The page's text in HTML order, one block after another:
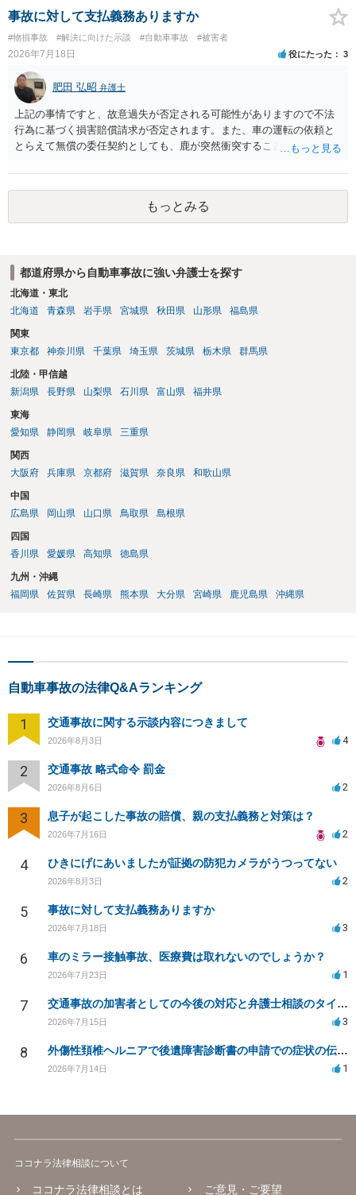
事故に対して支払義務ありますか
#物損事故 #解決に向けた示談 #自動車事故 #被害者
2026年7月18日 役にたった 3
肥田 弘昭 弁護士
上記の事情ですと、故意過失が否定される可能性がありますので不法
行為に基づく損害賠償請求が否定されます。また、車の運転の依頼と
とらえて無償の委任契約としても、鹿が突然衝突することは予見がで
償請求も成立しない可能性があります。以上の理由から支払義務は否
定される可能性が高いです。ご参考にしてください。
もっとみる
都道府県から自動車事故に強い弁護士を探す
北海道・東北
北海道
青森県 岩手県 宮城県 秋田県 山形県 福島県
関東
東京都
神奈川県 千葉県 埼玉県 茨城県 栃木県 群馬県
北陸・甲信越
新潟県
長野県 山梨県 石川県 富山県 福井県
東海
愛知県
静岡県 岐阜県 三重県
関西
大阪府
兵庫県 京都府 滋賀県 奈良県 和歌山県
中国
広島県
岡山県 山口県 鳥取県 島根県
四国
香川県
愛媛県 高知県 徳島県
九州・沖縄
福岡県
佐賀県 長崎県 熊本県 大分県 宮崎県 鹿児島県 沖縄県
自動車事故の法律Q&Aランキング
1 交通事故に関する示談内容につきまして
2026年8月3日 4
2 交通事故 略式命令 罰金
2026年8月6日 2
3 息子が起こした事故の賠償、親の支払義務と対策は？
2026年7月16日 2
4 ひきにげにあいましたが証拠の防犯カメラがうつってない
2026年8月3日 2
5 事故に対して支払義務ありますか
2026年7月18日 3
6 車のミラー接触事故、医療費は取れないのでしょうか？
2026年7月23日 1
7 交通事故の加害者としての今後の対応と弁護士相談のタイミングは？
2026年7月15日 3
8 外傷性頚椎ヘルニアで後遺障害診断書の申請での症状の伝え方等
2026年7月14日 1
ココナラ法律相談について
ココナラ法律相談とは ご意見・ご要望